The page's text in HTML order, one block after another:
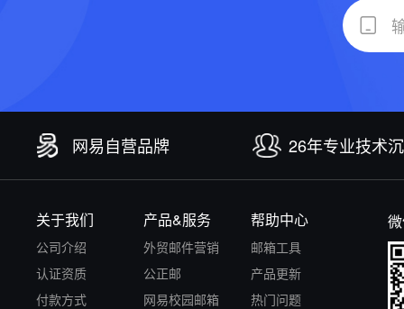
网易自营品牌 26年专业技术
关于我们
公司介绍
认证资质
付款方式
产品&服务
外贸邮件营销
公正邮
网易校园邮箱
帮助中心
邮箱工具
产品更新
热门问题